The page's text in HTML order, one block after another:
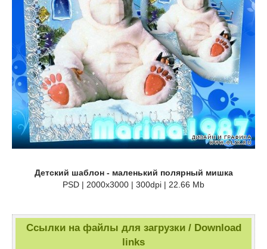
Детский шаблон - маленький полярный мишка
PSD | 2000x3000 | 300dpi | 22.66 Mb
Ссылки на файлы для загрузки / Download
links